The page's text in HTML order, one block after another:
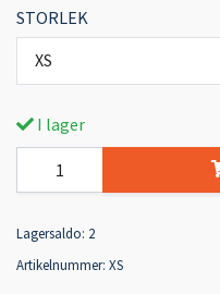
STORLEK
XS
I lager
Lagersaldo: 2
Artikelnummer: XS